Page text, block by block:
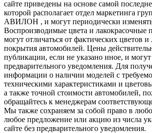
сайте приведены на основе самой
которой располагает отдел маркетинга
АВИЛОН , и могут периодически
Воспроизводимые цвета и лакокрасочные
могут отличаться от фактических цветов и
покрытия автомобилей. Цены
публикации, если не указано иное, и могут
предварительного уведомления. Для
информации о наличии моделей с
техническими характеристиками и
а также точной стоимости автомобилей,
обращайтесь к менеджерам
Мы также сохраняем за собой право в
любое предложение или акцию из числа
сайте без предварительного уведомления.